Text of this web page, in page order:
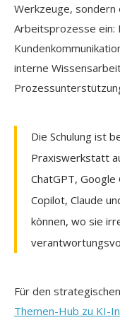
Werkzeuge,
Arbeitsprozesse ein:
interne
Die Schulung ist
Praxiswerkstatt
ChatGPT,
Copilot, Claude
können, wo sie
Für den
Themen-Hub zu KI-